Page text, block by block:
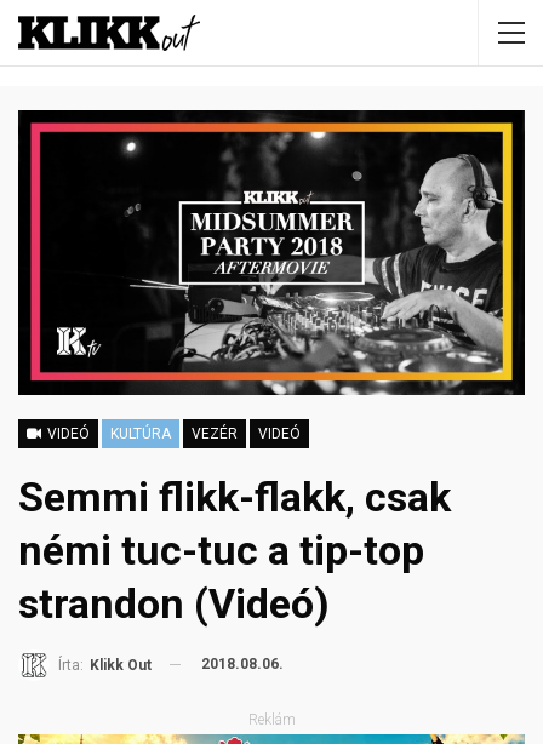
VIDEÓ KULTÚRA VEZÉR VIDEÓ
Semmi flikk-flakk, csak
némi tuc-tuc a tip-top
strandon (Videó)
Írta: Klikk Out 2018.08.06.
Reklám